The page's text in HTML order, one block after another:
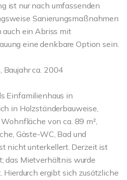
ist nur nach umfassenden
Sanierungsmaßnahmen
ein Abriss mit
eine denkbare Option sein.
Baujahr ca. 2004
Einfamilienhaus in
in Holzständerbauweise,
von ca. 89 m²,
Gäste-WC, Bad und
nicht unterkellert. Derzeit ist
das Mietverhältnis wurde
Hierdurch ergibt sich zusätzliche